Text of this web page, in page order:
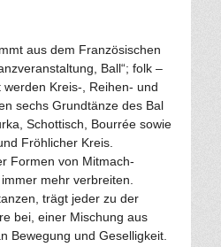
aus dem Französischen
Ball“; folk –
werden Kreis-, Reihen- und
sechs Grundtänze des Bal
Schottisch, Bourrée sowie
Fröhlicher Kreis.
Formen von Mitmach-
mehr verbreiten.
trägt jeder zu der
bei, einer Mischung aus
Bewegung und Geselligkeit.